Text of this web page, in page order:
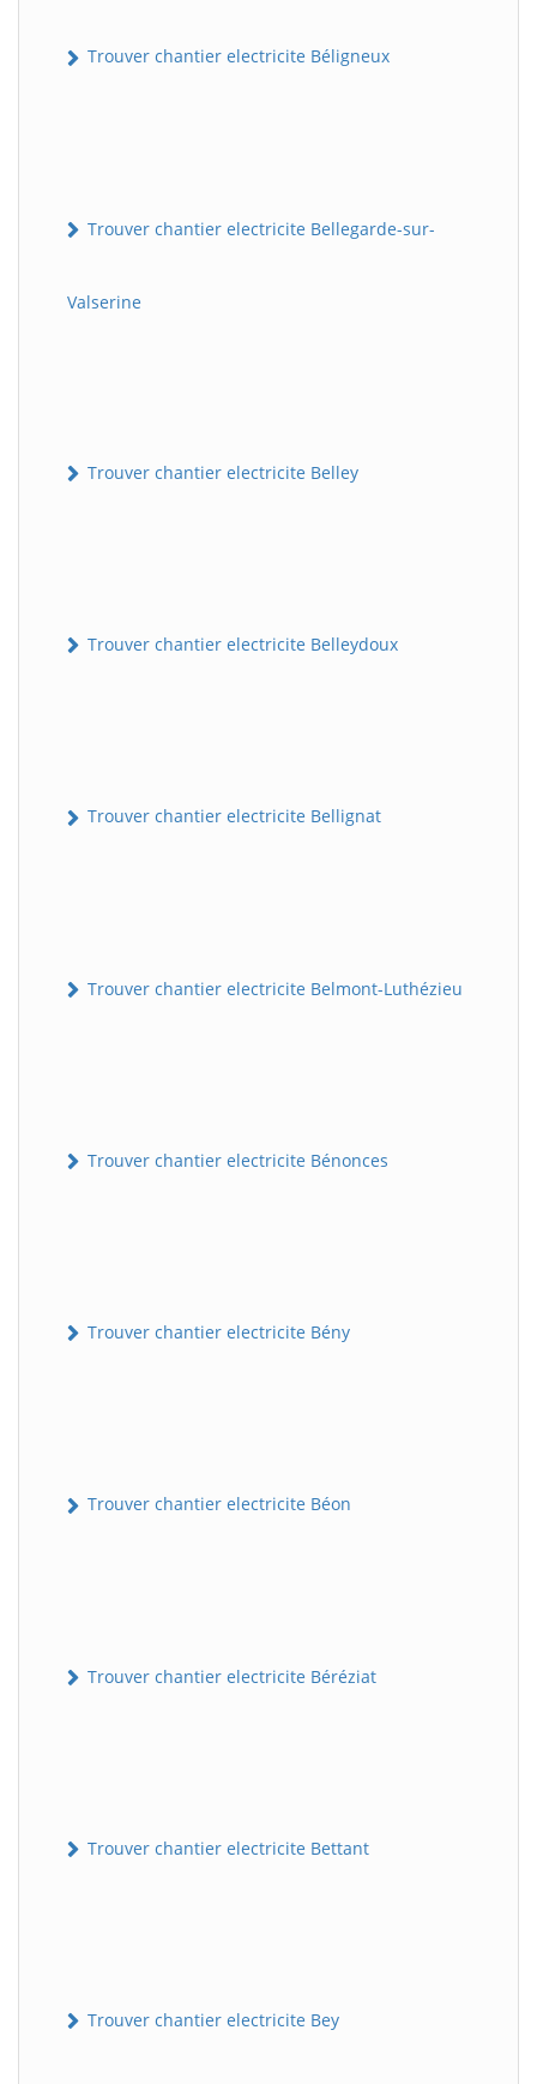
Trouver chantier electricite Béligneux
Trouver chantier electricite Bellegarde-sur-
Valserine
Trouver chantier electricite Belley
Trouver chantier electricite Belleydoux
Trouver chantier electricite Bellignat
Trouver chantier electricite Belmont-Luthézieu
Trouver chantier electricite Bénonces
Trouver chantier electricite Bény
Trouver chantier electricite Béon
Trouver chantier electricite Béréziat
Trouver chantier electricite Bettant
Trouver chantier electricite Bey